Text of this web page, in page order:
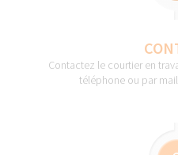
Contactez le courtier en
téléphone ou par